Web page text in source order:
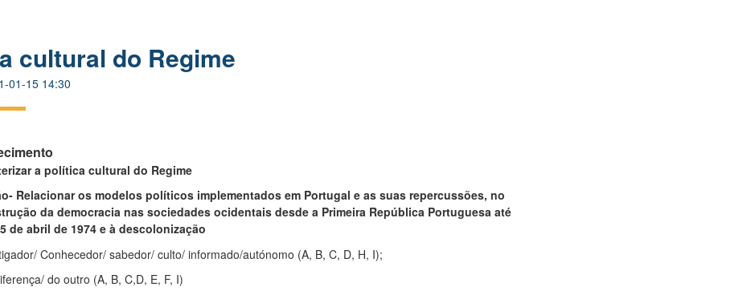
cultural do Regime
01-15 14:30
a política cultural do Regime
Relacionar os modelos políticos implementados em Portugal e as suas repercussões, no
da democracia nas sociedades ocidentais desde a Primeira República Portuguesa até
de abril de 1974 e à descolonização
Conhecedor/ sabedor/ culto/ informado/autónomo (A, B, C, D, H, I);
do outro (A, B, C,D, E, F, I)